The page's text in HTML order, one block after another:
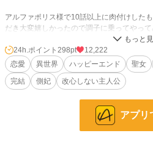
アルファポリス様で10話以上に肉付けした
だき大変嬉しかったので調子に乗ってやって
小説家になろう様でも投稿しています。
小説 4,858 位 / 228,806 件
2,488 位 / 66,376 件
24h.ポイント 298pt
12,222
恋愛
異世界 ハッピーエンド 聖女
完結
側妃 改心しない主人公
アプリ